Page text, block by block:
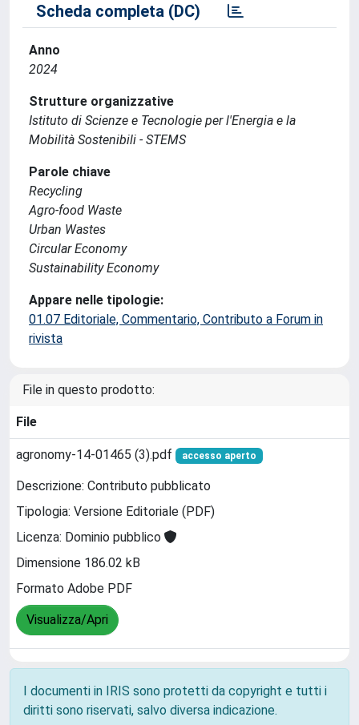
Scheda completa (DC)
Anno
2024
Strutture organizzative
Istituto di Scienze e Tecnologie per l'Energia e la
Mobilità Sostenibili - STEMS
Parole chiave
Recycling
Agro-food Waste
Urban Wastes
Circular Economy
Sustainability Economy
Appare nelle tipologie:
01.07 Editoriale, Commentario, Contributo a Forum in
rivista
File in questo prodotto:
File
agronomy-14-01465 (3).pdf accesso aperto
Descrizione: Contributo pubblicato
Tipologia: Versione Editoriale (PDF)
Licenza: Dominio pubblico
Dimensione 186.02 kB
Formato Adobe PDF
Visualizza/Apri
I documenti in IRIS sono protetti da copyright e tutti i
diritti sono riservati, salvo diversa indicazione.